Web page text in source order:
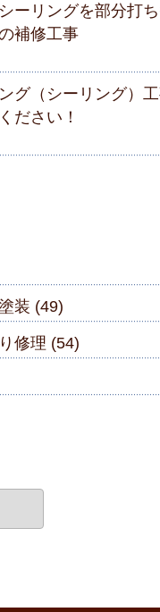
ーリングを部分打
補修工事
グ（シーリング）
ださい！
装 (49)
修理 (54)